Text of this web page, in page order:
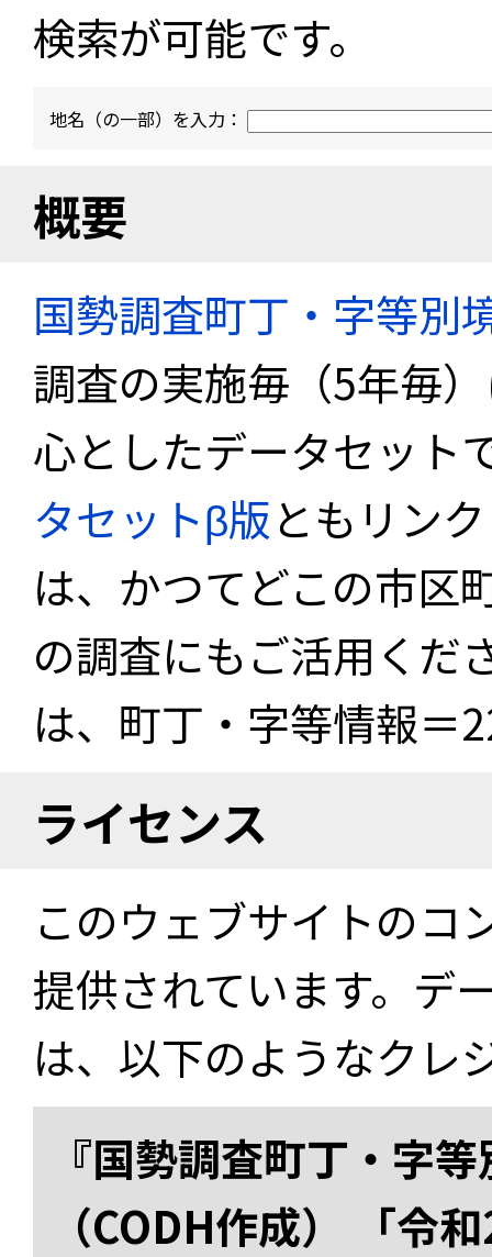
検索が可能です。
地名（の一部）を入力：
概要
国勢調査町丁・字等別
調査の実施毎（5年毎
心としたデータセット
タセットβ版ともリン
は、かつてどこの市区
の調査にもご活用くだ
は、町丁・字等情報＝
ライセンス
このウェブサイトのコ
提供されています。デ
は、以下のようなクレ
『国勢調査町丁・字
（CODH作成） 「令